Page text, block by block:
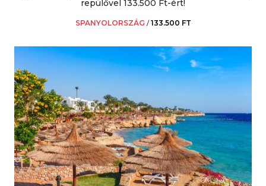
repülővel 133.500 Ft-ért!
SPANYOLORSZÁG /133.500 FT